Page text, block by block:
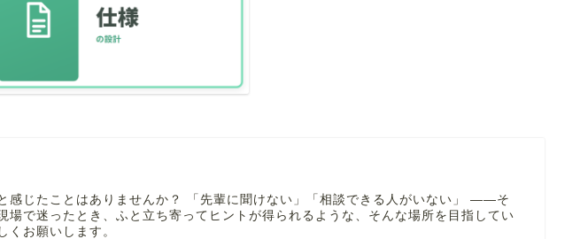
感じたことはありませんか？ 「先輩に聞けない」「相談できる人がいない」 ――そ
で迷ったとき、ふと立ち寄ってヒントが得られるような、そんな場所を目指してい
お願いします。